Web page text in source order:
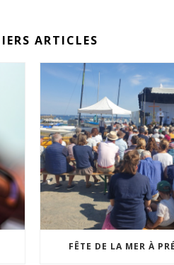
ARTICLES
FÊTE DE LA MER À